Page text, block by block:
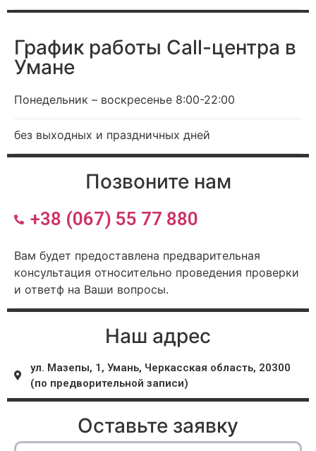
График работы Call-центра в
Умане
Понедельник – воскресенье 8:00-22:00
без выходных и праздничных дней
Позвоните нам
+38 (067) 55 77 880
Вам будет предоставлена ​​предварительная
консультация относительно проведения проверки
и ответф на Ваши вопросы.
Наш адрес
ул. Мазепы, 1, Умань, Черкасская область, 20300
(по предворительной записи)
Оставьте заявку